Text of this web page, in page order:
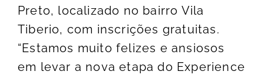
Preto, localizado no bairro Vila
Tiberio, com inscrições gratuitas.
“Estamos muito felizes e ansiosos
em levar a nova etapa do Experience